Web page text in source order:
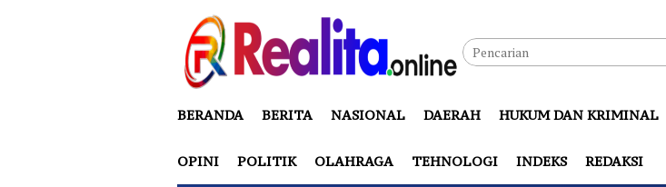
BERANDA BERITA NASIONAL DAERAH HUKUM DAN KRIMINAL
OPINI POLITIK OLAHRAGA TEHNOLOGI INDEKS REDAKSI